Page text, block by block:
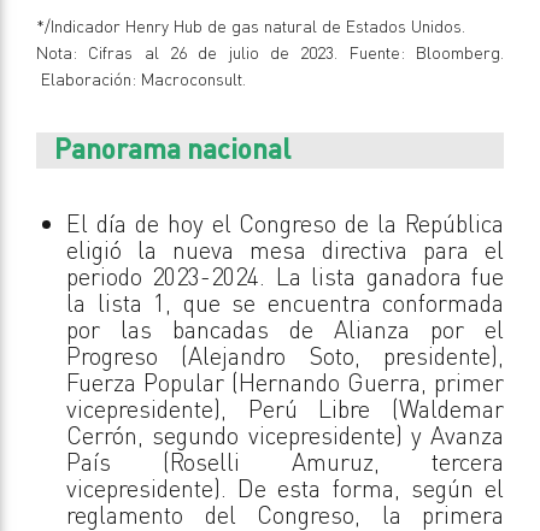
*/Indicador Henry Hub de gas natural de Estados Unidos.
Nota: Cifras al 26 de julio de 2023. Fuente: Bloomberg.
Elaboración: Macroconsult.
Panorama nacional
El día de hoy el Congreso de la República
eligió la nueva mesa directiva para el
periodo 2023-2024. La lista ganadora fue
la lista 1, que se encuentra conformada
por las bancadas de Alianza por el
Progreso (Alejandro Soto, presidente),
Fuerza Popular (Hernando Guerra, primer
vicepresidente), Perú Libre (Waldemar
Cerrón, segundo vicepresidente) y Avanza
País (Roselli Amuruz, tercera
vicepresidente). De esta forma, según el
reglamento del Congreso, la primera